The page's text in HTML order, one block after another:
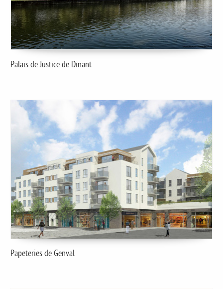
Palais de Justice de Dinant
Papeteries de Genval